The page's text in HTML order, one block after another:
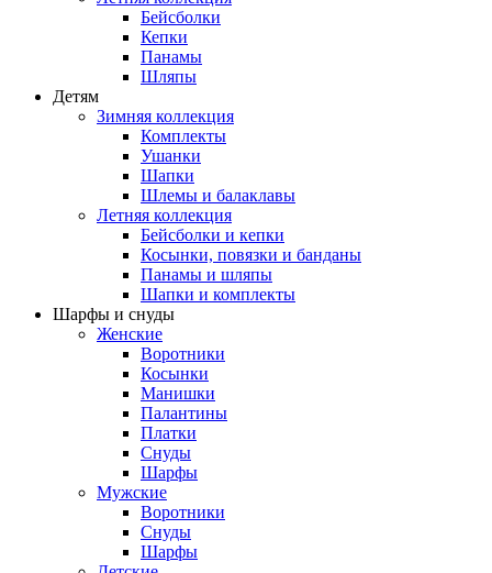
Бейсболки
Кепки
Панамы
Шляпы
Детям
Зимняя коллекция
Комплекты
Ушанки
Шапки
Шлемы и балаклавы
Летняя коллекция
Бейсболки и кепки
Косынки, повязки и банданы
Панамы и шляпы
Шапки и комплекты
Шарфы и снуды
Женские
Воротники
Косынки
Манишки
Палантины
Платки
Снуды
Шарфы
Мужские
Воротники
Снуды
Шарфы